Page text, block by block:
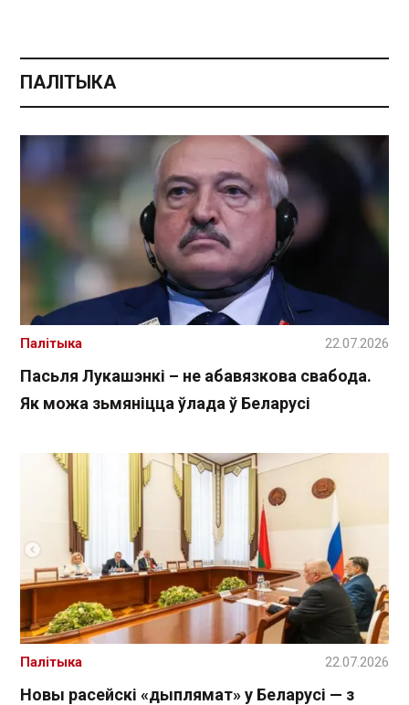
ПАЛІТЫКА
Пасьля Лукашэнкі – не абавязкова свабода.
Як можа зьмяніцца ўлада ў Беларусі
Палітыка 22.07.2026
Новы расейскі «дыплямат» у Беларусі — з
Палітыка 22.07.2026